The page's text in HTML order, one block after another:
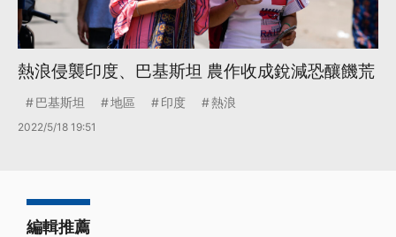
熱浪侵襲印度、巴基斯坦 農作收成銳減恐釀饑荒
巴基斯坦 地區 印度 熱浪
2022/5/18 19:51
編輯推薦